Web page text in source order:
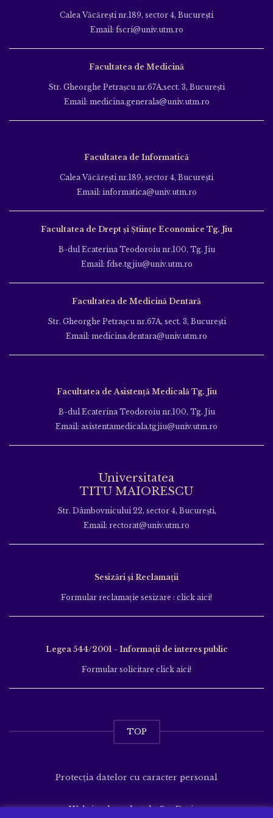
Calea Văcăreşti nr.189, sector 4, Bucureşti
Email: fscri@univ.utm.ro
Facultatea de Medicină
Str. Gheorghe Petraşcu nr.67A,sect. 3, Bucureşti
Email: medicina.generala@univ.utm.ro
Facultatea de Informatică
Calea Văcăreşti nr.189, sector 4, Bucureşti
Email: informatica@univ.utm.ro
Facultatea de Drept și Științe Economice Tg. Jiu
B-dul Ecaterina Teodoroiu nr.100, Tg. Jiu
Email: fdse.tgjiu@univ.utm.ro
Facultatea de Medicină Dentară
Str. Gheorghe Petraşcu nr.67A, sect. 3, Bucureşti
Email: medicina.dentara@univ.utm.ro
Facultatea de Asistență Medicală Tg. Jiu
B-dul Ecaterina Teodoroiu nr.100, Tg. Jiu
Email: asistentamedicala.tgjiu@univ.utm.ro
Universitatea
TITU MAIORESCU
Str. Dâmbovnicului 22, sector 4, București,
Email: rectorat@univ.utm.ro
Sesizări și Reclamații
Formular reclamație sesizare : click aici!
Legea 544/2001 - Informații de interes public
Formular solicitare click aici!
TOP
Protecția datelor cu caracter personal
Website dezvoltat deSenDesign